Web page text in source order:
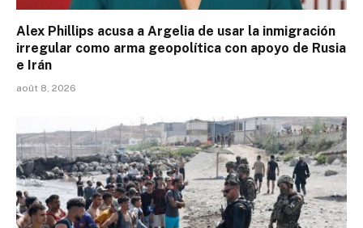
Alex Phillips acusa a Argelia de usar la inmigración
irregular como arma geopolítica con apoyo de Rusia
e Irán
août 8, 2026